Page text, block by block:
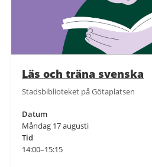
Läs och träna svenska
Stadsbiblioteket på Götaplatsen
Datum
Måndag 17 augusti
Tid
14:00–15:15